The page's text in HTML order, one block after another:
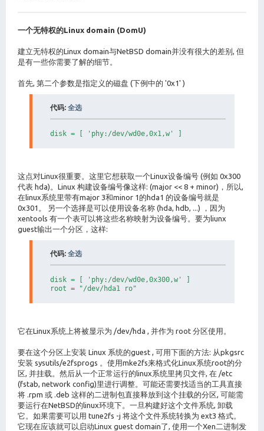
一个无特权的Linux domain (DomU)
建立无特权的Linux domain与NetBSD domain并没有很大的差别, 但
是有一些你需要了解的细节。
首先, 第二个参数是指定义的磁盘 (下例中的 '0x1' )
代码: 全选
这点对Linux很重要。这里它想获取一个Linux设备编号 (例如 0x300
代表 hda)。Linux 构建设备编号像这样: (major << 8 + minor)，所以,
在linux系统里带有major 3和minor 1的hda1 的设备编号就是
0x301。 另一个选择是可以使用设备名称 (hda, hdb, ...) ，因为
xentools 有一个表可以将这些名称映射为设备编号。要为liunx
guest输出一个分区，这样:
代码: 全选
disk = [ 'phy:/dev/wd0e,0x300,w' ]
它在Linux系统上将被显示为 /dev/hda , 并作为 root 分区使用。
要在这个分区上安装 Linux 系统的guest , 可用下面的方法: 从pkgsrc
安装 sysutils/e2fsprogs 。使用mke2fs来格式化Linux系统root的分
区, 并挂载。然后从一个正常运行的linux系统里拷贝文件, 在 /etc
(fstab, network config)里进行调整。可能还需要找适当的工具直接
将 .rpm 或 .deb 这样的二进制包直接释放到这个挂载的分区, 可能需
要运行在NetBSD的linux环境下。一旦构建好这个文件系统, 卸载
它。如果需要可以用 tune2fs -j 将这个文件系统转换为 ext3 格式。
它现在应该就可以启动Linux guest domain了, 使用一个Xen二进制发